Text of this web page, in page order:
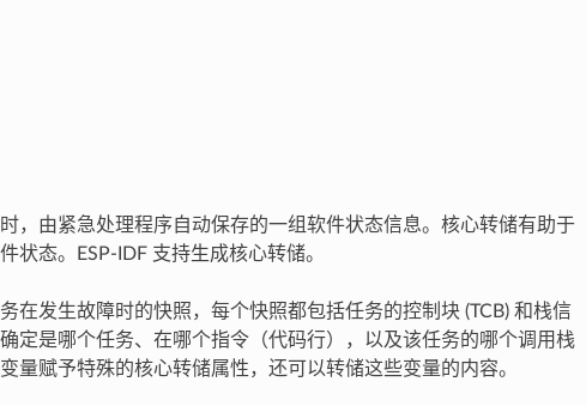
，由紧急处理程序自动保存的一组软件状态信息。核心转储有助于
状态。ESP-IDF 支持生成核心转储。
在发生故障时的快照，每个快照都包括任务的控制块 (TCB) 和栈信
定是哪个任务、在哪个指令（代码行），以及该任务的哪个调用栈
量赋予特殊的核心转储属性，还可以转储这些变量的内容。